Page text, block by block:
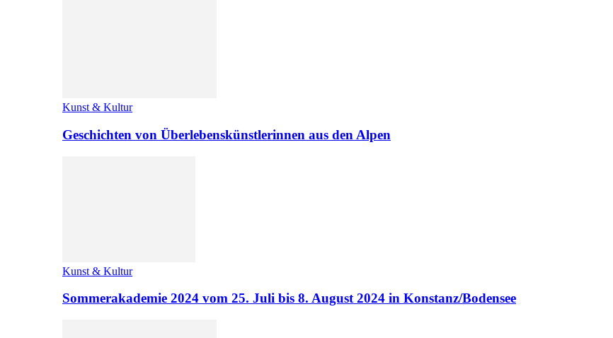
Kunst & Kultur
Geschichten von Überlebenskünstlerinnen aus den Alpen
Kunst & Kultur
Sommerakademie 2024 vom 25. Juli bis 8. August 2024 in Konstanz/Bodensee